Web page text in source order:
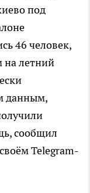
под
46 человек,
на летний
данным,
сообщил
Telegram-